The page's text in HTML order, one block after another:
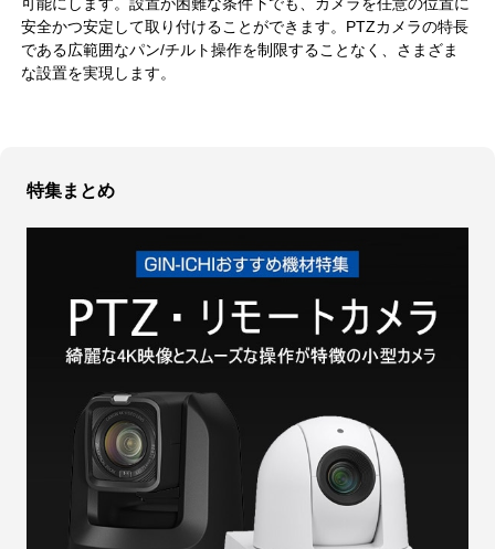
安全かつ安定して取り付けることができます。PTZカメラの特長
である広範囲なパン/チルト操作を制限することなく、さまざま
な設置を実現します。
特集まとめ